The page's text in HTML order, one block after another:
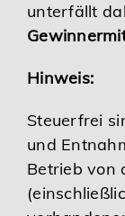
unterfällt
Hinweis:
Steuerfrei
und
Betrieb von